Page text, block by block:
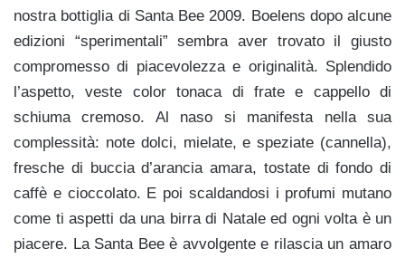
nostra bottiglia di Santa Bee 2009. Boelens dopo alcune
edizioni “sperimentali” sembra aver trovato il giusto
compromesso di piacevolezza e originalità. Splendido
l’aspetto, veste color tonaca di frate e cappello di
schiuma cremoso. Al naso si manifesta nella sua
complessità: note dolci, mielate, e speziate (cannella),
fresche di buccia d’arancia amara, tostate di fondo di
caffè e cioccolato. E poi scaldandosi i profumi mutano
come ti aspetti da una birra di Natale ed ogni volta è un
piacere. La Santa Bee è avvolgente e rilascia un amaro